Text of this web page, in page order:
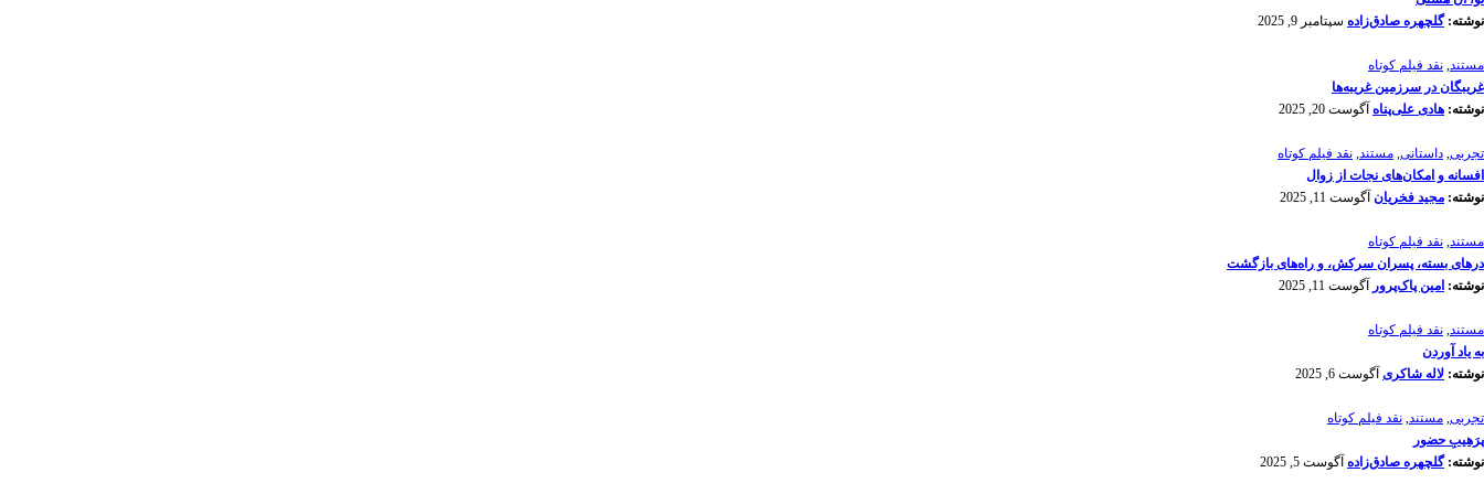
نوشته:گلچهره صادق‌زاده سپتامبر 9, 2025
مستند, نقد فیلم کوتاه
غریبگان در سرزمین غریبه‌ها
نوشته: هادی علی‌پناه آگوست 20, 2025
تجربی, داستانی, مستند, نقد فیلم کوتاه
افسانه‌ و امکان‌های نجات از زوال
نوشته: مجید فخریان آگوست 11, 2025
مستند, نقد فیلم کوتاه
درهای بسته، پسران سرکش، و راه‌های بازگشت
نوشته: امین پاک‌پرور آگوست 11, 2025
مستند, نقد فیلم کوتاه
به یاد آوردن
نوشته: لاله شاکری آگوست 6, 2025
تجربی, مستند, نقد فیلم کوتاه
پرَهیب‌ِ حضور
نوشته:گلچهره صادق‌زاده آگوست 5, 2025